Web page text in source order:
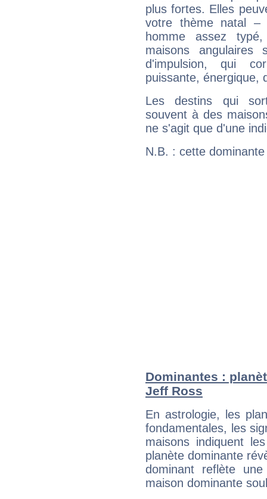
plus fortes. Elles
votre thème natal –
homme assez
maisons
d'impulsion, qui
puissante, énergique,
Les destins qui
souvent à des
ne s'agit que d'une
N.B. : cette
Dominantes :
Jeff Ross
En astrologie, les
fondamentales, les
maisons indiquent
planète dominante
dominant reflète
maison dominante